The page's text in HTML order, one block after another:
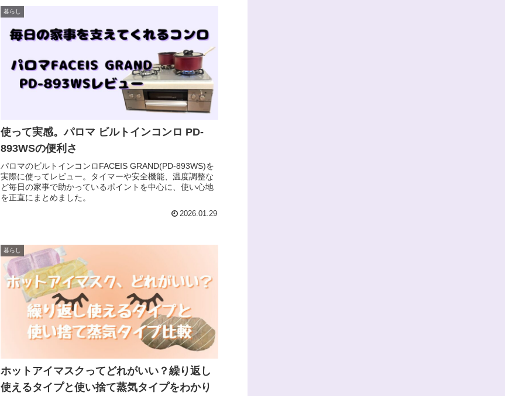
暮らし
使って実感。パロマ ビルトインコンロ PD-
893WSの便利さ
パロマのビルトインコンロFACEIS GRAND(PD-893WS)を
実際に使ってレビュー。タイマーや安全機能、温度調整な
ど毎日の家事で助かっているポイントを中心に、使い心地
を正直にまとめました。
2026.01.29
暮らし
ホットアイマスクってどれがいい？繰り返し
使えるタイプと使い捨て蒸気タイプをわかり